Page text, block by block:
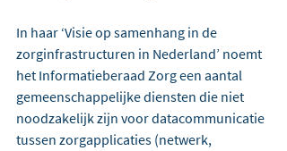
In haar ‘Visie op samenhang in de
zorginfrastructuren in Nederland’ noemt
het Informatieberaad Zorg een aantal
gemeenschappelijke diensten die niet
noodzakelijk zijn voor datacommunicatie
tussen zorgapplicaties (netwerk,